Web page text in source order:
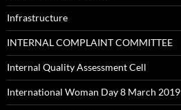
Infrastructure
INTERNAL COMPLAINT COMMITTEE
Internal Quality Assessment Cell
International Woman Day 8 March 2019